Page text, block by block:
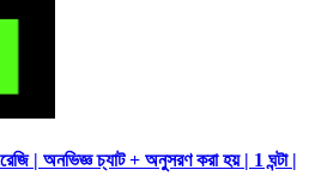
| অনভিজ্ঞ চ্যাট + অনুসরণ করা হয় | 1 ঘন্টা |